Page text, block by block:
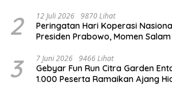
2 12 Juli 2026 9870 Lihat
Peringatan Hari Koperasi
Presiden Prabowo, Momen
3 7 Juni 2026 9466 Lihat
Gebyar Fun Run Citra Garden
1.000 Peserta Ramaikan Ajang